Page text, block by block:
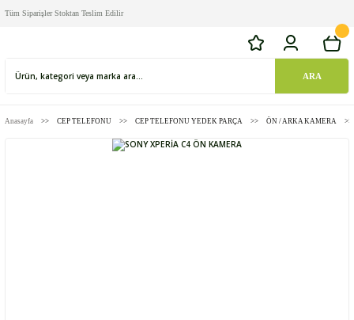
Tüm Siparişler Stoktan Teslim Edilir
ARA
Anasayfa CEP TELEFONU CEP TELEFONU YEDEK PARÇA ÖN / ARKA KAMERA